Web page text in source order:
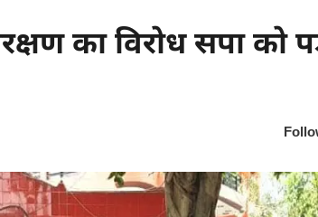
का विरोध सपा को